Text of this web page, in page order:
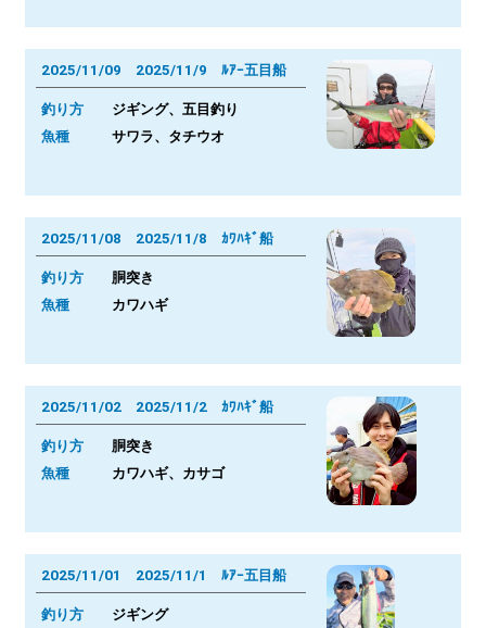
2025/11/09 2025/11/9 ﾙｱｰ五目船
釣り方 ジギング、五目釣り
魚種 サワラ、タチウオ
2025/11/08 2025/11/8 ｶﾜﾊｷﾞ船
釣り方 胴突き
魚種 カワハギ
2025/11/02 2025/11/2 ｶﾜﾊｷﾞ船
釣り方 胴突き
魚種 カワハギ、カサゴ
2025/11/01 2025/11/1 ﾙｱｰ五目船
釣り方 ジギング